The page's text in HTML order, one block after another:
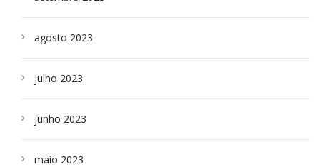
agosto 2023
julho 2023
junho 2023
maio 2023